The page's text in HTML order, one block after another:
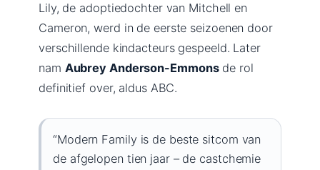
Lily, de adoptiedochter van Mitchell en
Cameron, werd in de eerste seizoenen door
verschillende kindacteurs gespeeld. Later
nam Aubrey Anderson-Emmonsde rol
definitief over, aldus ABC.
“Modern Family is de beste sitcom van
de afgelopen tien jaar – de castchemie